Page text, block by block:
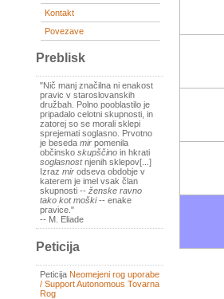
Kontakt
Povezave
Preblisk
"Nič manj značilna ni enakost
pravic v staroslovanskih
družbah. Polno pooblastilo je
pripadalo celotni skupnosti, in
zatorej so se morali sklepi
sprejemati soglasno. Prvotno
je beseda mir pomenila
občinsko skupščino in hkrati
soglasnostnjenih sklepov[...]
Izraz mir odseva obdobje v
katerem je imel vsak član
skupnosti -- ženske ravno
tako kot moški-- enake
pravice."
-- M. Eliade
Peticija
Peticija Neomejeni rog uporabe
/ Support Autonomous Tovarna
Rog